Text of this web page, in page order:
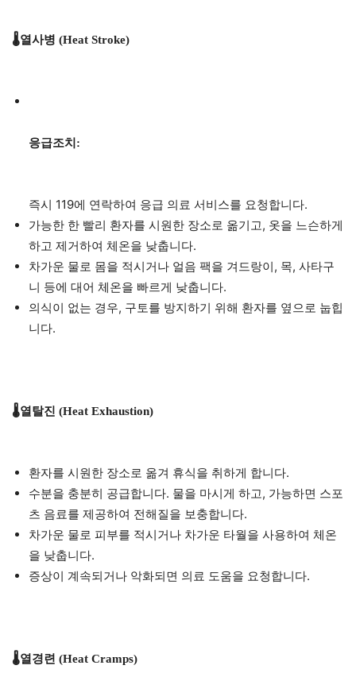
🌡️열사병 (Heat Stroke)
응급조치:
즉시 119에 연락하여 응급 의료 서비스를 요청합니다.
가능한 한 빨리 환자를 시원한 장소로 옮기고, 옷을 느슨하게
하고 제거하여 체온을 낮춥니다.
차가운 물로 몸을 적시거나 얼음 팩을 겨드랑이, 목, 사타구
니 등에 대어 체온을 빠르게 낮춥니다.
의식이 없는 경우, 구토를 방지하기 위해 환자를 옆으로 눕힙
니다.
🌡️열탈진 (Heat Exhaustion)
환자를 시원한 장소로 옮겨 휴식을 취하게 합니다.
수분을 충분히 공급합니다. 물을 마시게 하고, 가능하면 스포
츠 음료를 제공하여 전해질을 보충합니다.
차가운 물로 피부를 적시거나 차가운 타월을 사용하여 체온
을 낮춥니다.
증상이 계속되거나 악화되면 의료 도움을 요청합니다.
🌡️열경련 (Heat Cramps)